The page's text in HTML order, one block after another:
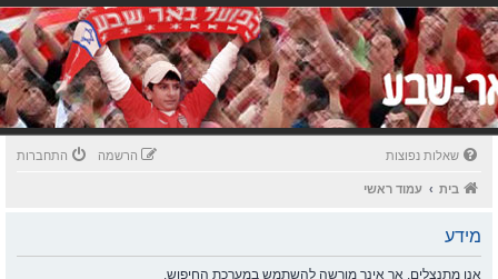
שאלות נפוצות התחברות הרשמה
בית עמוד ראשי
מידע
אנו מתנצלים, אך אינך מורשה להשתמש במערכת החיפוש.